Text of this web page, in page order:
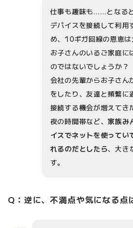
仕事も趣味も……となる
デバイスを接続して利用
め、10ギガ回線の恩恵は
お子さんのいるご家庭に
のではないでしょうか？
会社の先輩からお子さん
をしたり、友達と頻繁に
接続する機会が増えてき
夜の時間帯など、家族み
イスでネットを使ってい
れるのだとしたら、大き
す。
Q：逆に、不満点や気になる点